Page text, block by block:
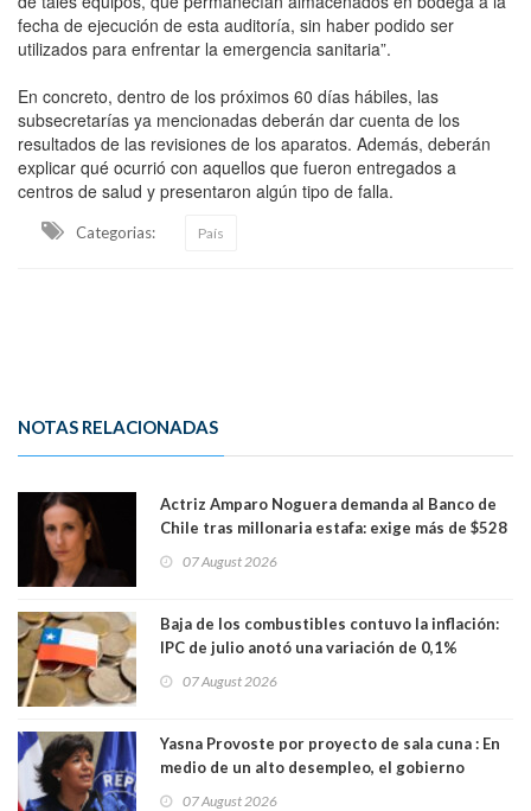
fecha de ejecución de esta auditoría, sin haber podido ser
utilizados para enfrentar la emergencia sanitaria”.
En concreto, dentro de los próximos 60 días hábiles, las
subsecretarías ya mencionadas deberán dar cuenta de los
resultados de las revisiones de los aparatos. Además, deberán
explicar qué ocurrió con aquellos que fueron entregados a
centros de salud y presentaron algún tipo de falla.
Categorias: País
NOTAS RELACIONADAS
Actriz Amparo Noguera demanda al Banco de
Chile tras millonaria estafa: exige más de $528
07 August 2026
Baja de los combustibles contuvo la inflación:
IPC de julio anotó una variación de 0,1%
07 August 2026
Yasna Provoste por proyecto de sala cuna : En
medio de un alto desempleo, el gobierno
07 August 2026